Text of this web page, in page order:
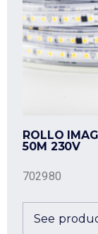
ROLLO
50M 230V
702980
See